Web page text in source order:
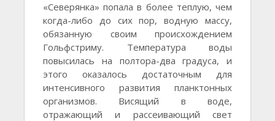
«Северянка» попала в более теплую, чем
когда-либо до сих пор, водную массу,
обязанную своим происхождением
Гольфстриму. Температура воды
повысилась на полтора-два градуса, и
этого оказалось достаточным для
интенсивного развития планктонных
организмов. Висящий в воде,
отражающий и рассеивающий свет